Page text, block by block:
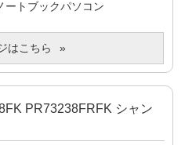
ートブックパソコン
はこちら
PR73238FRFK シャン